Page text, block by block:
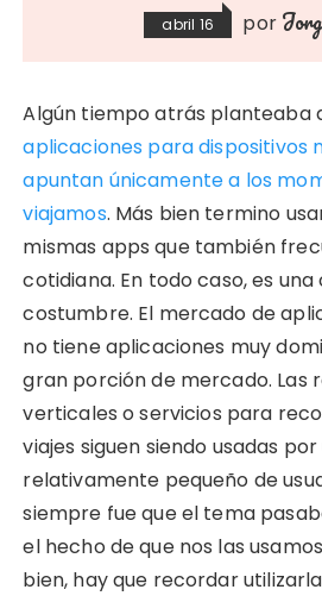
abril 16 por
Algún tiempo atrás planteaba
aplicaciones para dispositivos
apuntan únicamente a los
viajamos. Más bien termino
mismas apps que también
cotidiana. En todo caso, es
costumbre. El mercado de
no tiene aplicaciones muy
gran porción de mercado. Las
verticales o servicios para
viajes siguen siendo usadas
relativamente pequeño de
siempre fue que el tema
el hecho de que nos las
bien, hay que recordar